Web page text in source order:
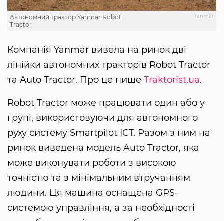
Yanmar
Автономний трактор Yanmar Robot
Tractor
Компанія Yanmar вивела на ринок дві
лінійки автономних тракторів Robot Tractor
та Auto Tractor. Про це пише Traktorist.ua.
Robot Tractor може працювати один або у
групі, використовуючи для автономного
руху систему Smartpilot ICT. Разом з ним на
ринок виведена модель Auto Tractor, яка
може виконувати роботи з високою
точністю та з мінімальним втручанням
людини. Ця машина оснащена GPS-
системою управління, а за необхідності